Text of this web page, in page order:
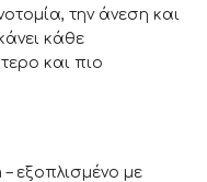
την άνεση και
κάθε
και πιο
εξοπλισμένο με